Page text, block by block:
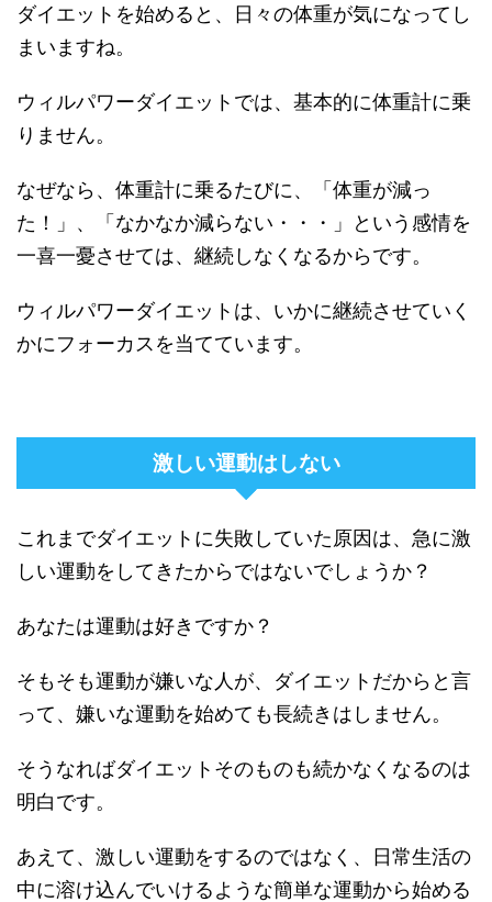
ダイエットを始めると、日々の体重が気になってし
まいますね。
ウィルパワーダイエットでは、基本的に体重計に乗
りません。
なぜなら、体重計に乗るたびに、「体重が減っ
た！」、「なかなか減らない・・・」という感情を
一喜一憂させては、継続しなくなるからです。
ウィルパワーダイエットは、いかに継続させていく
かにフォーカスを当てています。
激しい運動はしない
これまでダイエットに失敗していた原因は、急に激
しい運動をしてきたからではないでしょうか？
あなたは運動は好きですか？
そもそも運動が嫌いな人が、ダイエットだからと言
って、嫌いな運動を始めても長続きはしません。
そうなればダイエットそのものも続かなくなるのは
明白です。
あえて、激しい運動をするのではなく、日常生活の
中に溶け込んでいけるような簡単な運動から始める